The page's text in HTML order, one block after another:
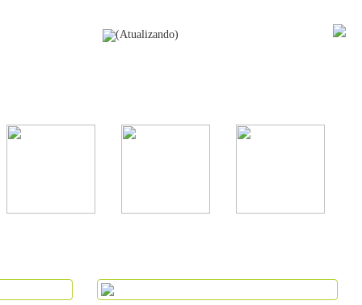
(Atualizando)